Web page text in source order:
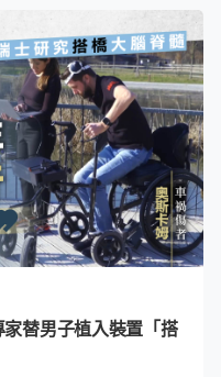
連髮夾彎，簡陋的賽道
除草機比賽協會主席拉
因它很古怪，我們在泥
路那類情況，我認為這
蘭人怪氣的特質。」 這
項目之一，1973年創立
賽等，比日本秋名山鬥
替男子植入裝置「搭